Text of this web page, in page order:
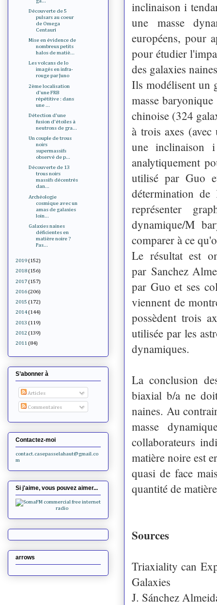
inclinaison i
une masse
européens, pour
pour étudier
des galaxies
Ils modélisent un
masse
chinoise (324
à trois axes
une inclinaison
analytiquement
utilisé par Guo
détermination
représenter
dynamique/M
comparer à ce
Le résultat est
par Sanchez
par Guo et ses
viennent de
possèdent trois
utilisée par les
dynamiques.
La conclusion
biaxial b/a ne
naines. Au
masse
collaborateurs
matière noire est
quasi de face
quantité de
Sources
Triaxiality can
Galaxies
J. Sánchez
Découverte de 5
pulsars au coeur
de Omega
Centauri
Mise en évidence de
nombreux petits
halos de matiè...
Les volcans de Io
imagés en infra-
rouge par Juno
2ème localisation
d'une FRB
répétitive : dans
une ...
Détection d'une
fusion d'étoiles à
neutrons de gra...
Un couple de trous
noirs
supermassifs
observé de p...
Découverte de 13
trous noirs
massifs décentrés
dan...
Archéologie
cosmique avec un
amas de galaxies
loin...
Galaxies naines
déficientes en
matière noire ?
Pas...
2019 (152)
2018 (156)
2017 (157)
2016 (206)
2015 (172)
2014 (144)
2013 (119)
2012 (139)
2011 (84)
S’abonner à
Articles
Commentaires
Contactez-moi
contact.casepasselahaut@gmail.co
m
Si j'aime, vous pouvez aimer...
arrows